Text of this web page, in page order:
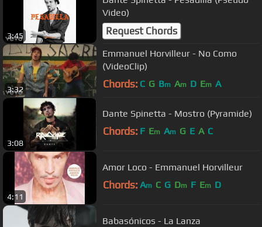
3:45
Video)
Request Chords
3:32
Emmanuel Horvilleur - No Como
(VideoClip)
Chords: C G Bm Am D Em A
3:08
Dante Spinetta - Mostro (Pyramide)
Chords: F Em Am G E A C
4:11
Amor Loco - Emmanuel Horvilleur
Chords: Am C G Dm F Em D
Babasónicos - La Lanza